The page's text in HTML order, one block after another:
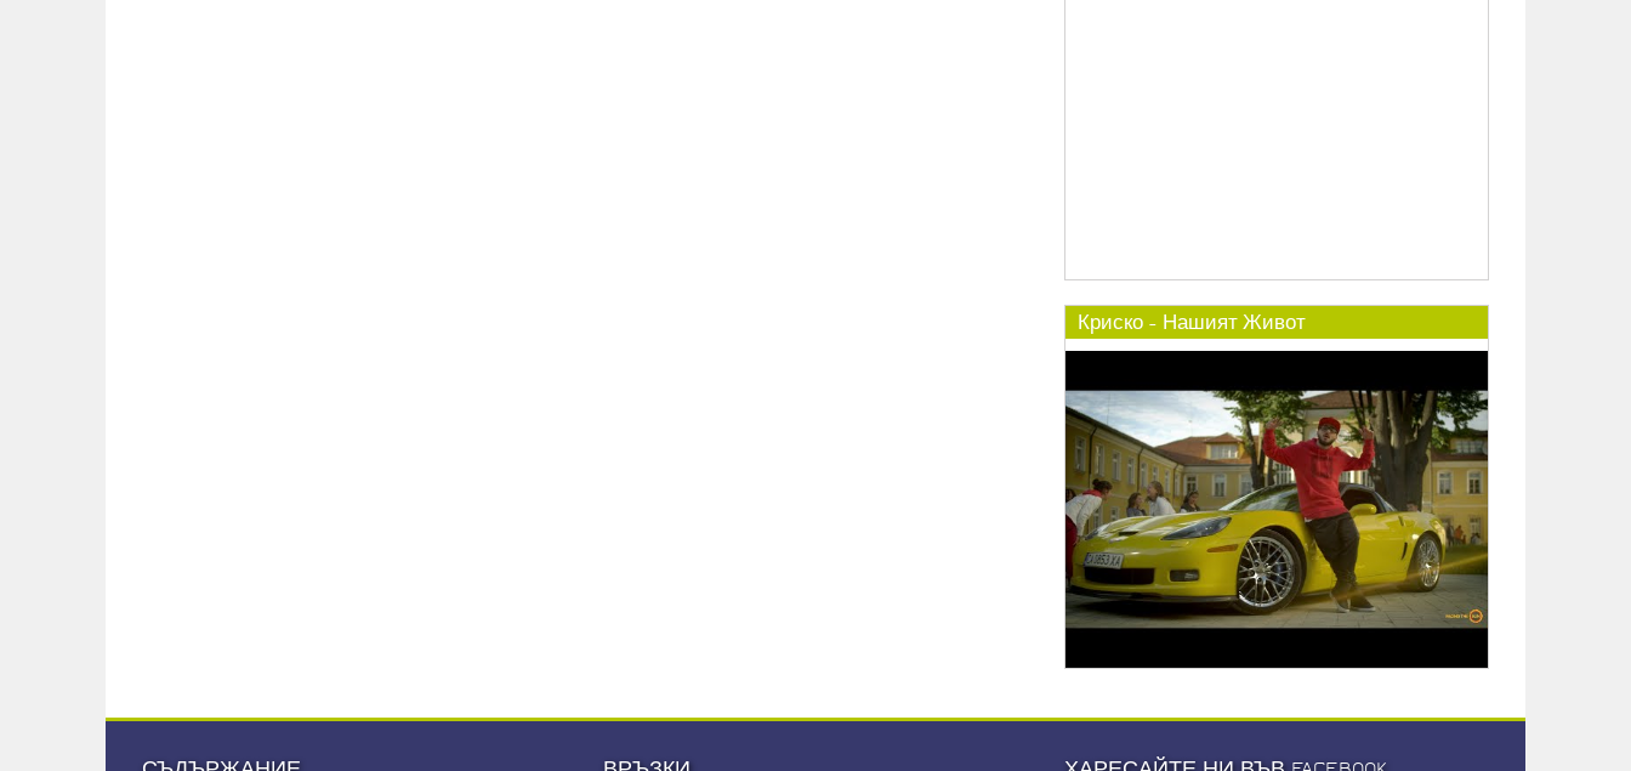
Криско - Нашият Живот